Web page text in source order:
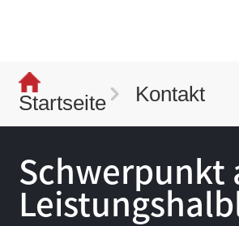
Startseite Kontakt
Schwerpunkt